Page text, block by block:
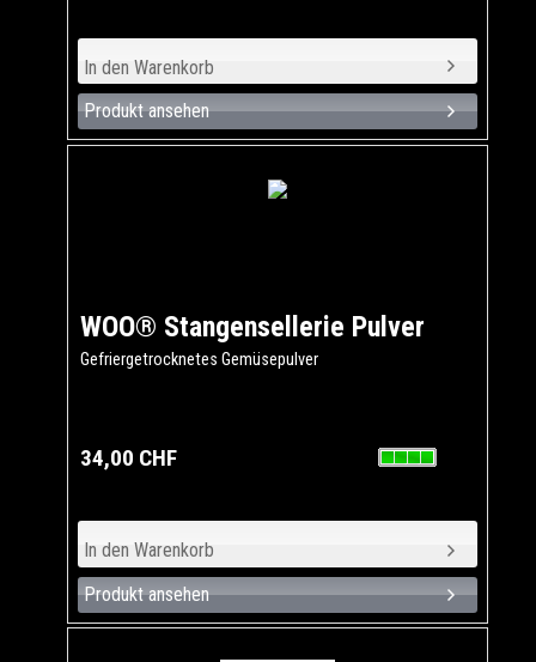
Produkt ansehen
WOO® Stangensellerie Pulver
Gefriergetrocknetes Gemüsepulver
34,00 CHF
Produkt ansehen